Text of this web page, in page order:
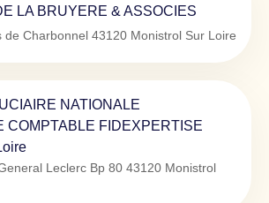
LA BRUYERE & ASSOCIES
de Charbonnel 43120 Monistrol Sur Loire
NATIONALE
COMPTABLE FIDEXPERTISE
Leclerc Bp 80 43120 Monistrol